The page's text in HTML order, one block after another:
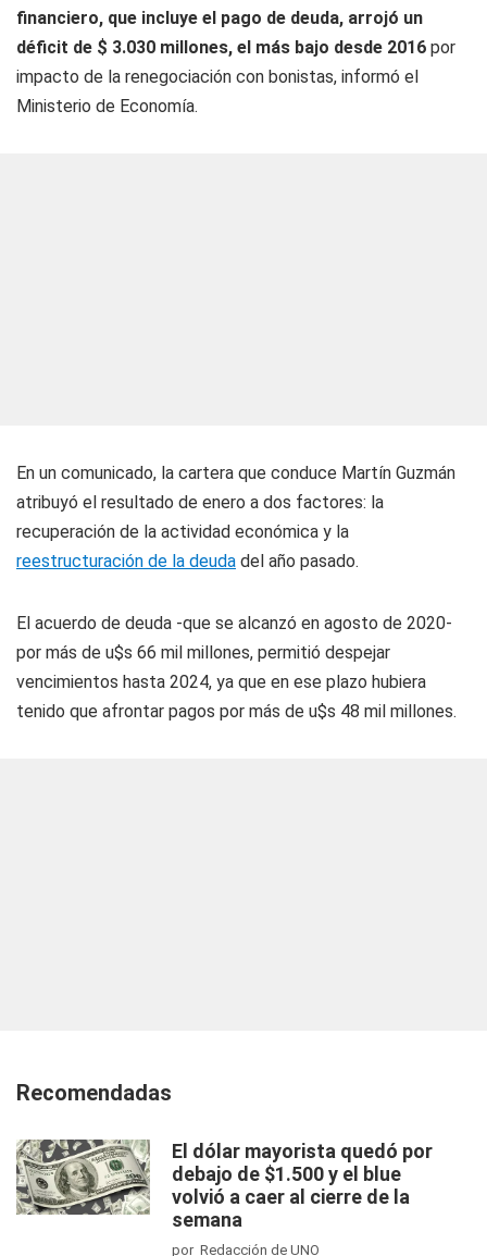
financiero, que incluye el pago de deuda, arrojó un
déficit de $ 3.030 millones, el más bajo desde 2016 por
impacto de la renegociación con bonistas, informó el
Ministerio de Economía.
En un comunicado, la cartera que conduce Martín Guzmán
atribuyó el resultado de enero a dos factores: la
recuperación de la actividad económica y la
reestructuración de la deuda del año pasado.
El acuerdo de deuda -que se alcanzó en agosto de 2020-
por más de u$s 66 mil millones, permitió despejar
vencimientos hasta 2024, ya que en ese plazo hubiera
tenido que afrontar pagos por más de u$s 48 mil millones.
Recomendadas
El dólar mayorista quedó por
debajo de $1.500 y el blue
volvió a caer al cierre de la
semana
por Redacción de UNO